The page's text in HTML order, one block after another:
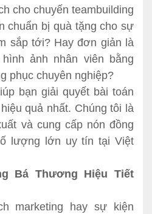
cho chuyến teambuilding
chuẩn bị quà tặng cho sự
sắp tới? Hay đơn giản là
ảnh nhân viên bằng
phục chuyên nghiệp?
bạn giải quyết bài toán
quả nhất. Chúng tôi là
và cung cấp nón đồng
lượng lớn uy tín tại Việt
Bá Thương Hiệu Tiết
marketing hay sự kiện